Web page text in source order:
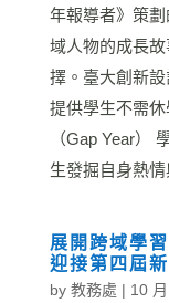
年報導者》策
域人物的成長
擇。臺大創新
提供學生不需休
（Gap Year）
生發掘自身熱
展開跨域學
迎接第四屆
by 教務處 | 10